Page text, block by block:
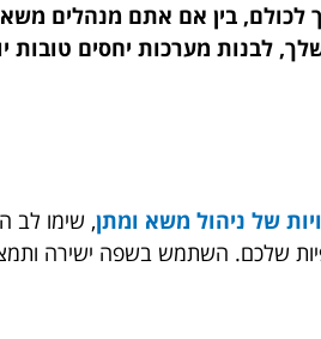
לכולם, בין אם אתם מנהלים
לבנות מערכות יחסים טובות
של ניהול משא ומתן, שימו לב
שלכם. השתמש בשפה ישירה